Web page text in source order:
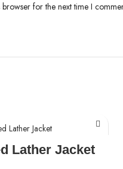
for the next time I
Lather Jacket